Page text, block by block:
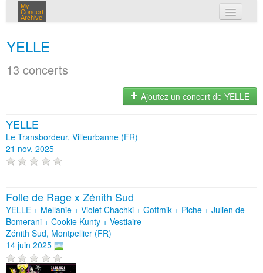
My
Concert
Archive
YELLE
13 concerts
Ajoutez un concert de YELLE
YELLE
Le Transbordeur, Villeurbanne (FR)
21 nov. 2025
Folle de Rage x Zénith Sud
YELLE + Mellanie + Violet Chachki + Gottmik + Piche + Julien de
Bomerani + Cookie Kunty + Vestiaire
Zénith Sud, Montpellier (FR)
14 juin 2025